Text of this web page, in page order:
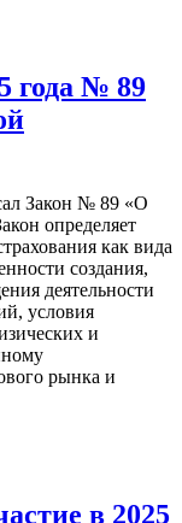
года № 89
Закон № 89 «О
определяет
как вида
создания,
деятельности
условия
и
рынка и
в 2025